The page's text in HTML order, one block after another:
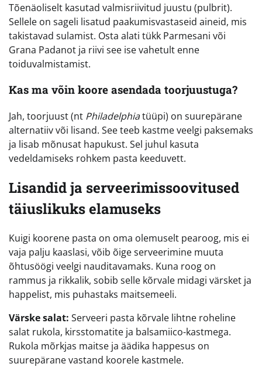
Tõenäoliselt kasutad valmisriivitud juustu (pulbrit).
Sellele on sageli lisatud paakumisvastaseid aineid, mis
takistavad sulamist. Osta alati tükk Parmesani või
Grana Padanot ja riivi see ise vahetult enne
toiduvalmistamist.
Kas ma võin koore asendada toorjuustuga?
Jah, toorjuust (nt Philadelphiatüüpi) on suurepärane
alternatiiv või lisand. See teeb kastme veelgi paksemaks
ja lisab mõnusat hapukust. Sel juhul kasuta
vedeldamiseks rohkem pasta keeduvett.
Lisandid ja serveerimissoovitused
täiuslikuks elamuseks
Kuigi koorene pasta on oma olemuselt pearoog, mis ei
vaja palju kaaslasi, võib õige serveerimine muuta
õhtusöögi veelgi nauditavamaks. Kuna roog on
rammus ja rikkalik, sobib selle kõrvale midagi värsket ja
happelist, mis puhastaks maitsemeeli.
Värske salat: Serveeri pasta kõrvale lihtne roheline
salat rukola, kirsstomatite ja balsamiico-kastmega.
Rukola mõrkjas maitse ja äädika happesus on
suurepärane vastand koorele kastmele.